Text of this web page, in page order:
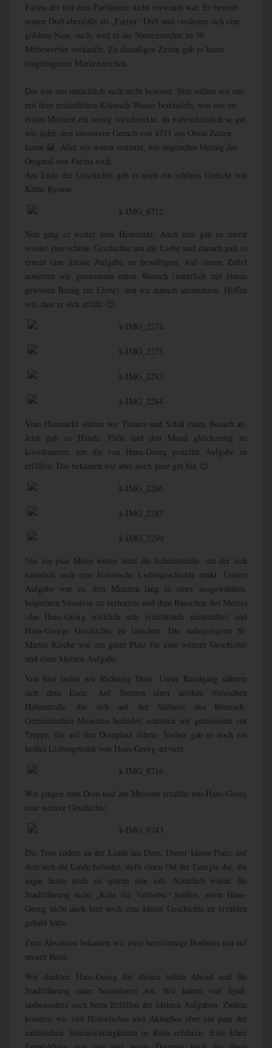
Farina der mit dem Parfümeur nicht verwandt war. Er bewarb
seinen Duft ebenfalls als „Farina“-Duft und verdiente sich eine
goldene Nase, auch, weil er die Namensrechte an 30
Mitbewerber verkaufte. Zu damaligen Zeiten gab es keine
eingetragenen Markenzeichen.
Das war uns tatsächlich auch nicht bewusst. Nun sollten wir uns
mit dem urtümlichen Kölnisch Wasser beträufeln, was uns im
ersten Moment ein wenig verschreckte, da wahrscheinlich so gut
wie jeder, den intensiven Geruch von 4711 aus Omas Zeiten
kennt 😀. Aber wir waren erstaunt, wie angenehm blumig das
Original von Farina roch.
Am Ende der Geschichte gab es noch ein schönes Gedicht von
Käthe Kyrion.
Nun ging es weiter zum Heumarkt. Auch hier gab es zuerst
wieder eine schöne Geschichte um die Liebe und danach galt es
erneut eine kleine Aufgabe zu bewältigen. Auf einem Zettel
notierten wir gemeinsam einen Wunsch (natürlich mit einem
gewissen Bezug zur Liebe), den wir danach anzündeten. Hoffen
wir, dass er sich erfüllt 🙂.
Vom Heumarkt statten wir Tünnes und Schäl einen Besuch ab.
Jetzt galt es Hände, Füße und den Mund gleichzeitig zu
koordinieren, um die von Hans-Georg gestellte Aufgabe zu
erfüllen. Das bekamen wir aber doch ganz gut hin 🙂.
Nur ein paar Meter weiter steht die Schmitzsäule, um der sich
natürlich auch eine historische Liebesgeschichte rankt. Unsere
Aufgabe war es, drei Minuten lang in einer ausgewählten,
bequemen Situation zu verharren und dem Rauschen des Meeres
(das Hans-Georg wirklich sehr realitätsnah nachstellte) und
Hans-Georgs Geschichte zu lauschen. Die nahegelegene St.
Martin Kirche war ein guter Platz für eine weitere Geschichte
und einer kleinen Aufgabe.
Von hier liefen wir Richtung Dom. Unser Rundgang näherte
sich dem Ende. Auf Steinen einer antiken römischen
Hafenstraße, die sich auf der Südseite des Römisch-
Germanischen Museums befindet, schritten wir gemeinsam zur
Treppe, die auf den Domplatz führte. Vorher gab es noch ein
heißes Liebesgetränk von Hans-Georg serviert.
Wir gingen zum Dom und am Museum erzählte uns Hans-Georg
eine weitere Geschichte.
Die Tour endete an der Linde am Dom. Dieser kleine Platz, auf
dem sich die Linde befindet, stellt einen Ort der Energie dar, die
sogar heute noch zu spüren sein soll. Natürlich würde die
Stadtführung nicht „Köln für Verliebte“ heißen, wenn Hans-
Georg nicht auch hier noch eine kleine Geschichte zu erzählen
gehabt hätte.
Zum Abschluss bekamen wir zwei herzförmige Bonbons mit auf
unsere Reise.
Wir dankten Hans-Georg für diesen tollen Abend und die
Stadtführung einer besonderen Art. Wir hatten viel Spaß,
insbesondere auch beim Erfüllen der kleinen Aufgaben. Zudem
konnten wir viel Historisches und Aktuelles über ein paar der
zahlreichen Sehenswürdigkeiten in Köln erfahren. Eine klare